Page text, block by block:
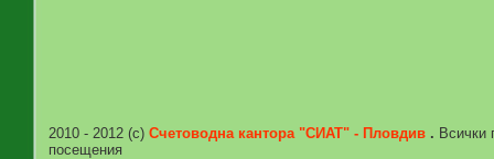
2010 - 2012 (c) Счетоводна кантора "СИАТ" - Пловдив . Всички
посещения